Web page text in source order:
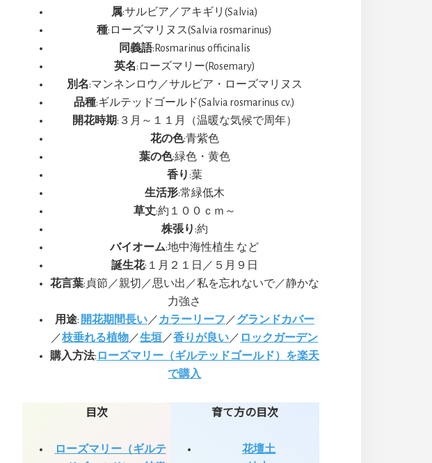
属:サルビア／アキギリ(Salvia)
種:ローズマリヌス(Salvia rosmarinus)
同義語:Rosmarinus officinalis
英名:ローズマリー(Rosemary)
別名:マンネンロウ／サルビア・ローズマリヌス
品種:ギルテッドゴールド(Salvia rosmarinus cv.)
開花時期:３月～１１月（温暖な気候で周年）
花の色:青紫色
葉の色:緑色・黄色
香り :葉
生活形:常緑低木
草丈:約１００ｃｍ～
株張り :約
バイオーム:地中海性植生 など
誕生花:１月２１日／５月９日
花言葉:貞節／親切／思い出／私を忘れないで／静かな
力強さ
用途: 開花期間長い／ カラーリーフ ／グランドカバー
／枝垂れる植物 ／生垣 ／香りが良い ／ ロックガーデン
購入方法: ローズマリー（ギルテッドゴールド）を楽天
で購入
目次
ローズマリー（ギルテ
育て方の目次
花壇土